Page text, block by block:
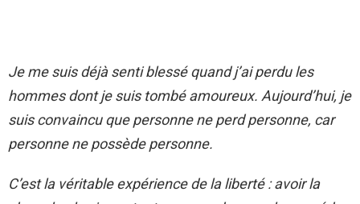
Je me suis déjà senti blessé quand j’ai perdu les
hommes dont je suis tombé amoureux. Aujourd’hui, je
suis convaincu que personne ne perd personne, car
personne ne possède personne.
C’est la véritable expérience de la liberté : avoir la